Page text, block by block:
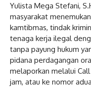
Yulista Mega Stefani,
masyarakat
kamtibmas, tindak
tenaga kerja ilegal
tanpa payung hukum
pidana perdagangan
melaporkan melalui Call
jam, atau ke nomor